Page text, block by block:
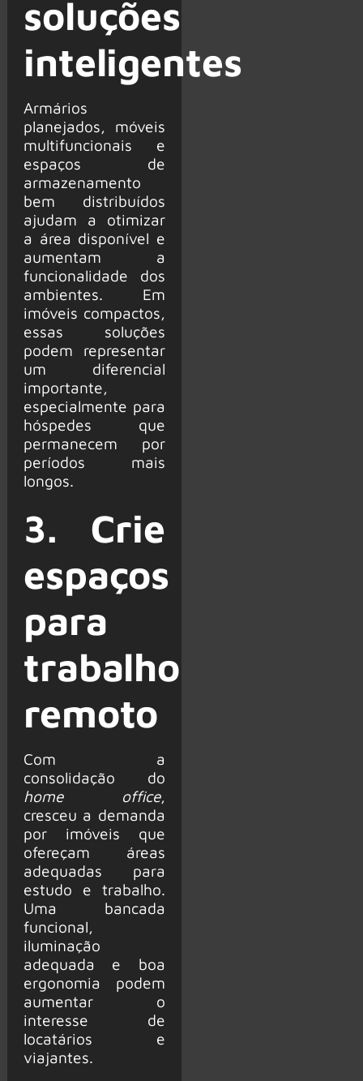
soluções
inteligentes
Armários
planejados, móveis
multifuncionais e
espaços de
armazenamento
bem distribuídos
ajudam a otimizar
a área disponível e
aumentam a
funcionalidade dos
ambientes. Em
imóveis compactos,
essas soluções
podem representar
um diferencial
importante,
especialmente para
hóspedes que
permanecem por
períodos mais
longos.
3. Crie
espaços
para
trabalho
remoto
Com a
consolidação do
home office,
cresceu a demanda
por imóveis que
ofereçam áreas
adequadas para
estudo e trabalho.
Uma bancada
funcional,
iluminação
adequada e boa
ergonomia podem
aumentar o
interesse de
locatários e
viajantes.